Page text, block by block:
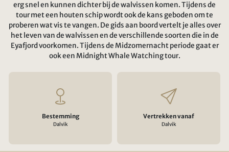
erg snel en kunnen dichter bij de walvissen komen. Tijdens de
tour met een houten schip wordt ook de kans geboden om te
proberen wat vis te vangen. De gids aan boord vertelt je alles over
het leven van de walvissen en de verschillende soorten die in de
Eyafjord voorkomen. Tijdens de Midzomernacht periode gaat er
ook een Midnight Whale Watching tour.
Bestemming
Dalvik
Vertrekken vanaf
Dalvik